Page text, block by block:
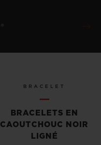
BRACELET
BRACELETS EN
CAOUTCHOUC NOIR
LIGNÉ